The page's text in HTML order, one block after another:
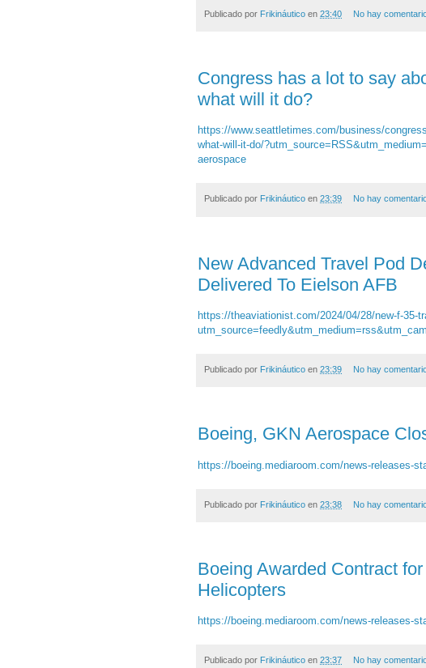
Publicado por Frikináutico en 23:40 No hay
Congress has a lot to say
what will it do?
https://www.seattletimes.com/business/
what-will-it-do/
aerospace
Publicado por Frikináutico en 23:39 No hay
New Advanced Travel Pod
Delivered To Eielson AFB
https://theaviationist.com/2024/04/28/new-f-35-
Publicado por Frikináutico en 23:39 No hay
Boeing, GKN Aerospace
https://boeing.mediaroom.com/news-releases-
Publicado por Frikináutico en 23:38 No hay
Boeing Awarded Contract
Helicopters
https://boeing.mediaroom.com/news-releases-
Publicado por Frikináutico en 23:37 No hay